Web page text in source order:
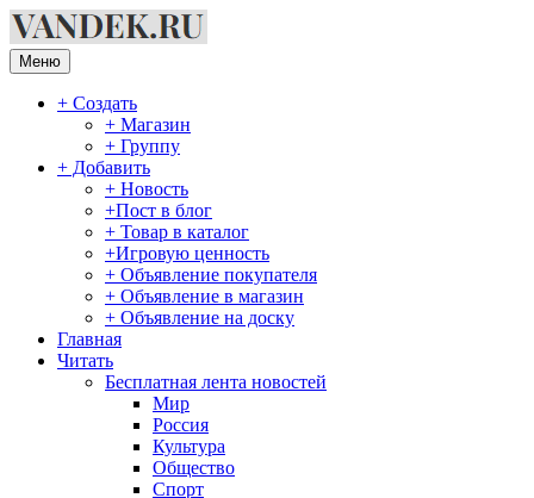
Перейти
к
содержимому
Меню
+ Создать
+ Магазин
+ Группу
+ Добавить
+ Новость
+Пост в блог
+ Товар в каталог
+Игровую ценность
+ Объявление покупателя
+ Объявление в магазин
+ Объявление на доску
Главная
Читать
Бесплатная лента новостей
Мир
Россия
Культура
Общество
Спорт